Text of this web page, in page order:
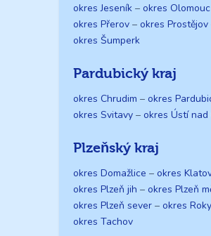
okres Jeseník – okres Olomouc
okres Přerov – okres Prostějov
okres Šumperk
Pardubický kraj
okres Chrudim – okres
okres Svitavy – okres Ústí
Plzeňský kraj
okres Domažlice – okres
okres Plzeň jih – okres Plzeň
okres Plzeň sever – okres
okres Tachov